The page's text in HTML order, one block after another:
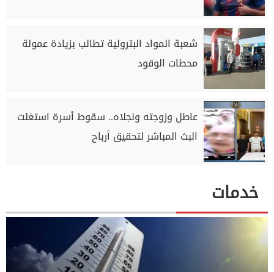
شعبة المواد البترولية تطالب بزيادة عمولة
محطات الوقود
عاطل وزوجته ونجلاه.. سقوط أسرة استغلت
البث المباشر لتحقيق أرباح
خدمات